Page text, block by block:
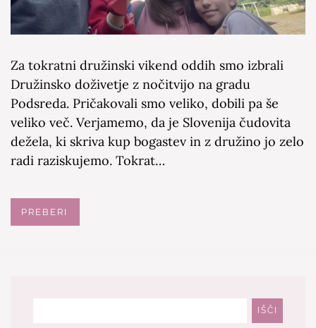
Za tokratni družinski vikend oddih smo izbrali
Družinsko doživetje z nočitvijo na gradu
Podsreda. Pričakovali smo veliko, dobili pa še
veliko več. Verjamemo, da je Slovenija čudovita
dežela, ki skriva kup bogastev in z družino jo zelo
radi raziskujemo. Tokrat…
PREBERI
IŠČI